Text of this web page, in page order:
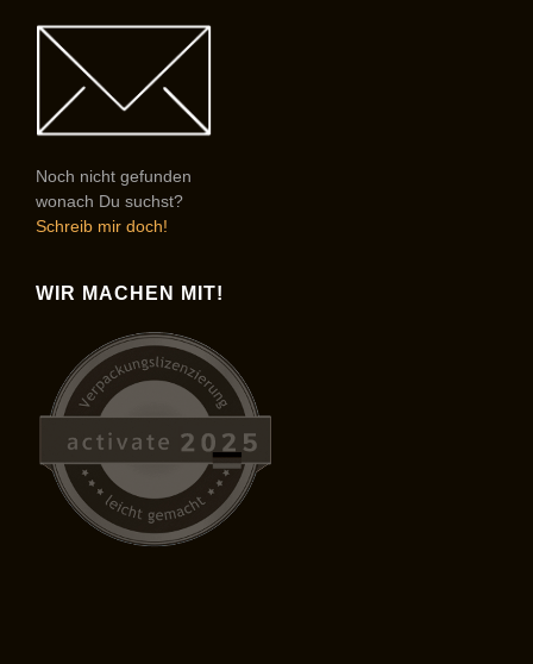
Noch nicht gefunden
wonach Du suchst?
Schreib mir doch!
WIR MACHEN MIT!